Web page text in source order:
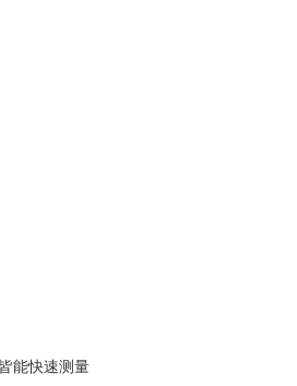
能快速测量